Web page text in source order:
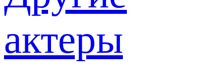
актеры